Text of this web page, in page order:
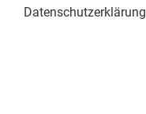
Datenschutzerklärung